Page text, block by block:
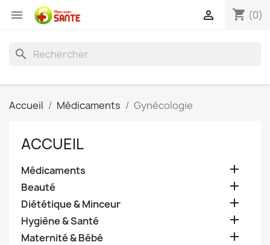
 shopping_cart (0)

search
Accueil Médicaments Gynécologie
ACCUEIL
Médicaments 
Beauté 
Diététique & Minceur 
Hygiène & Santé 
Maternité & Bébé 